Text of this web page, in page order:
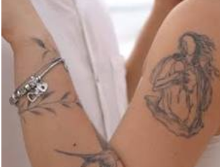
817 0